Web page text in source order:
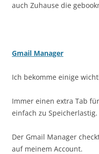
auch Zuhause die
Gmail Manager
Ich bekomme einige
Immer einen extra Tab
einfach zu Speicherlastig.
Der Gmail Manager
auf meinem Account.